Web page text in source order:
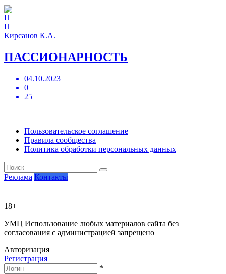
П
Кирсанов К.А.
ПАССИОНАРНОСТЬ
04.10.2023
0
25
Пользовательское соглашение
Правила сообщества
Политика обработки персональных данных
Реклама Контакты
18+
УМЦ Использование любых материалов сайта без
согласования с администрацией запрещено
Авторизация
Регистрация
*